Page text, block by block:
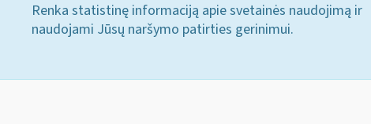
Renka statistinę informaciją apie svetainės naudojimą ir
naudojami Jūsų naršymo patirties gerinimui.